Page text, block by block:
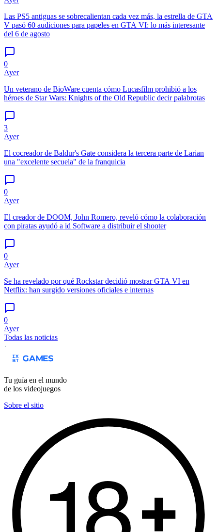
Las PS5 antiguas se sobrecalientan cada vez más, la estrella de GTA
V pasó 60 audiciones para papeles en GTA VI: lo más interesante
del 6 de agosto
0
Ayer
Un veterano de BioWare cuenta cómo Lucasfilm prohibió a los
héroes de Star Wars: Knights of the Old Republic decir palabrotas
3
Ayer
El cocreador de Baldur's Gate considera la tercera parte de Larian
una "excelente secuela" de la franquicia
0
Ayer
El creador de DOOM, John Romero, reveló cómo la colaboración
con piratas ayudó a id Software a distribuir el shooter
0
Ayer
Se ha revelado por qué Rockstar decidió mostrar GTA VI en
Netflix: han surgido versiones oficiales e internas
0
Ayer
Todas las noticias
Tu guía en el mundo
de los videojuegos
Sobre el sitio